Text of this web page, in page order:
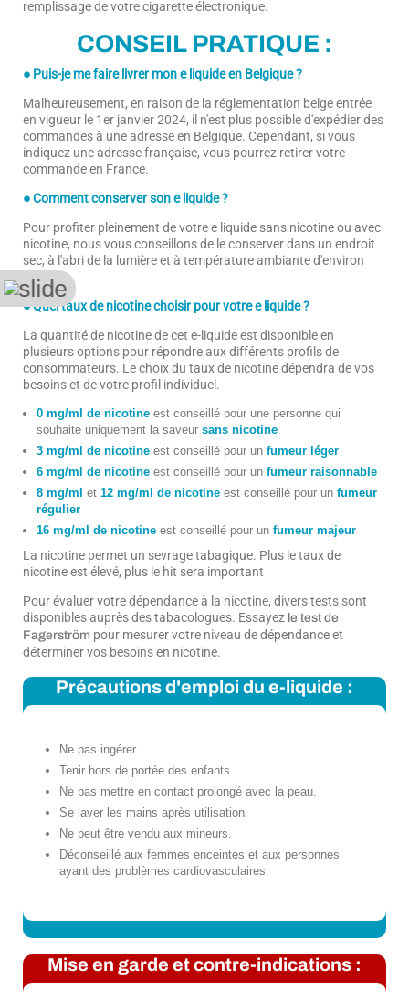
remplissage de votre cigarette électronique.
CONSEIL PRATIQUE :
● Puis-je me faire livrer mon e liquide en Belgique ?
Malheureusement, en raison de la réglementation belge entrée
en vigueur le 1er janvier 2024, il n'est plus possible d'expédier des
commandes à une adresse en Belgique. Cependant, si vous
indiquez une adresse française, vous pourrez retirer votre
commande en France.
● Comment conserver son e liquide ?
Pour profiter pleinement de votre e liquide sans nicotine ou avec
nicotine, nous vous conseillons de le conserver dans un endroit
sec, à l'abri de la lumière et à température ambiante d'environ
19°C.
● Quel taux de nicotine choisir pour votre e liquide ?
La quantité de nicotine de cet e-liquide est disponible en
plusieurs options pour répondre aux différents profils de
consommateurs. Le choix du taux de nicotine dépendra de vos
besoins et de votre profil individuel.
0 mg/ml de nicotine est conseillé pour une personne qui
souhaite uniquement la saveur sans nicotine
3 mg/ml de nicotine est conseillé pour un fumeur léger
6 mg/ml de nicotine est conseillé pour un fumeur raisonnable
8 mg/ml et 12 mg/ml de nicotine est conseillé pour un fumeur
régulier
16 mg/ml de nicotine est conseillé pour un fumeur majeur
La nicotine permet un sevrage tabagique. Plus le taux de
nicotine est élevé, plus le hit sera important
Pour évaluer votre dépendance à la nicotine, divers tests sont
disponibles auprès des tabacologues. Essayez le test de
Fagerström pour mesurer votre niveau de dépendance et
déterminer vos besoins en nicotine.
Précautions d'emploi du e-liquide :
Ne pas ingérer.
Tenir hors de portée des enfants.
Ne pas mettre en contact prolongé avec la peau.
Se laver les mains après utilisation.
Ne peut être vendu aux mineurs.
Déconseillé aux femmes enceintes et aux personnes
ayant des problèmes cardiovasculaires.
Mise en garde et contre-indications :